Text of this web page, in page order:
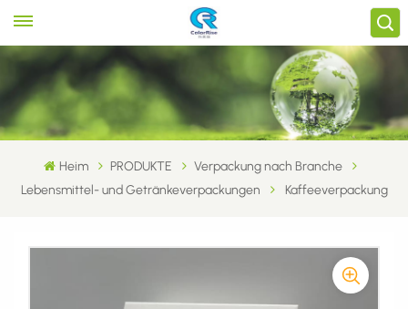
Heim PRODUKTE
Verpackung nach Branche
Lebensmittel- und Getränkeverpackungen
Kaffeeverpackung